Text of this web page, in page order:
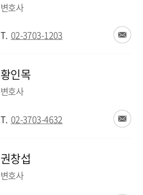
변호사
T. 02-3703-1203
황인목
변호사
T. 02-3703-4632
권창섭
변호사